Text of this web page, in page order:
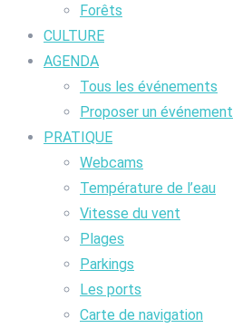
Forêts
CULTURE
AGENDA
Tous les événements
Proposer un événement
PRATIQUE
Webcams
Température de l’eau
Vitesse du vent
Plages
Parkings
Les ports
Carte de navigation